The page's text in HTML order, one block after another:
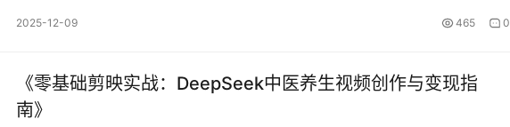
种变现方式，手把手教你10分钟完成一条高转化作品，适合想入局文学赛道的
2025-12-09 465 0
《零基础剪映实战：DeepSeek中医养生视频创作与变现指
南》